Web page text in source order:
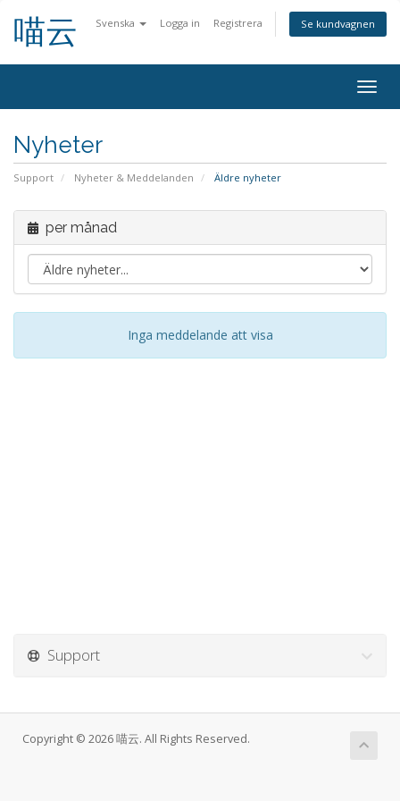
Svenska Logga in Registrera Se kundvagnen
喵云
Nyheter
Support Nyheter & Meddelanden Äldre nyheter
per månad
Inga meddelande att visa
Support
Copyright © 2026 喵云. All Rights Reserved.